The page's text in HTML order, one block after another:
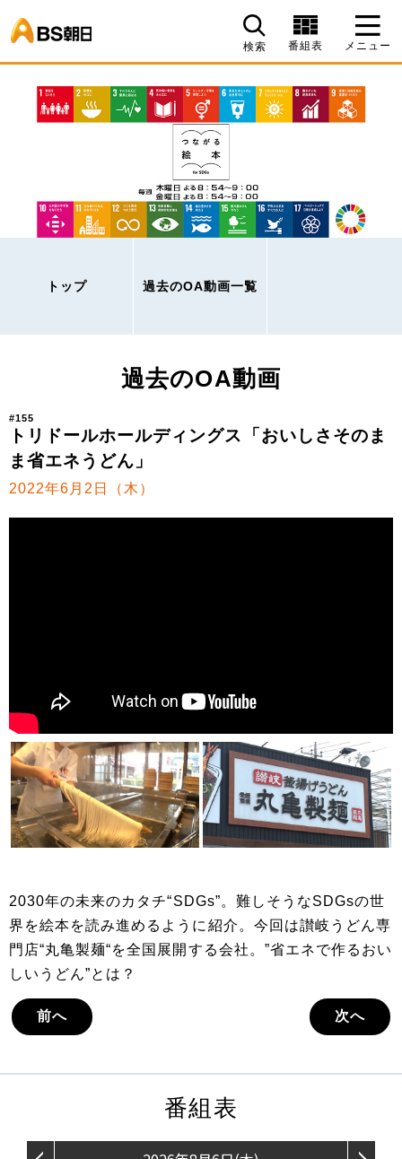
検索 番組表 メニュー
トップ 過去のOA動画一覧
過去のOA動画
#155
トリドールホールディングス「おいしさそのま
ま省エネうどん」
2022年6月2日（木）
2030年の未来のカタチ“SDGs”。難しそうなSDGsの世
界を絵本を読み進めるように紹介。今回は讃岐うどん専
門店“丸亀製麺“を全国展開する会社。”省エネで作るおい
しいうどん”とは？
前へ 次へ
番組表